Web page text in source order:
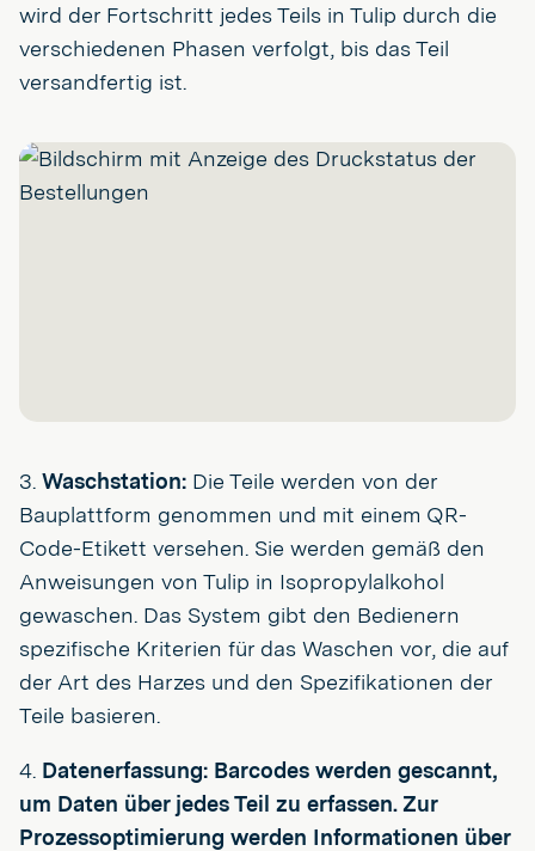
wird der Fortschritt jedes Teils in Tulip durch die
verschiedenen Phasen verfolgt, bis das Teil
versandfertig ist.
3. Waschstation: Die Teile werden von der
Bauplattform genommen und mit einem QR-
Code-Etikett versehen. Sie werden gemäß den
Anweisungen von Tulip in Isopropylalkohol
gewaschen. Das System gibt den Bedienern
spezifische Kriterien für das Waschen vor, die auf
der Art des Harzes und den Spezifikationen der
Teile basieren.
4. Datenerfassung: Barcodes werden gescannt,
um Daten über jedes Teil zu erfassen. Zur
Prozessoptimierung werden Informationen über